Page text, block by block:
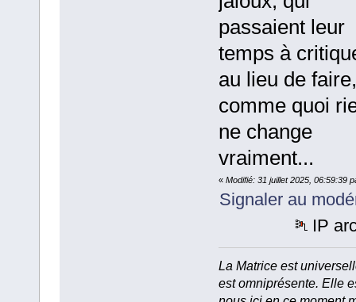
passaient leur
temps à
au lieu de faire,
comme quoi
ne change
vraiment...
« Modifié: 31 juillet 2025, 06:59:39
Signaler au
IP
La Matrice est
est omniprésente. Elle